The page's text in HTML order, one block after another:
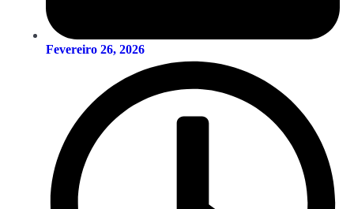
Fevereiro 26, 2026